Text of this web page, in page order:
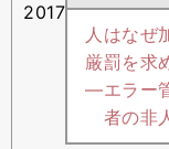
2017
人はなぜ
厳罰を求
―エラー
者の非